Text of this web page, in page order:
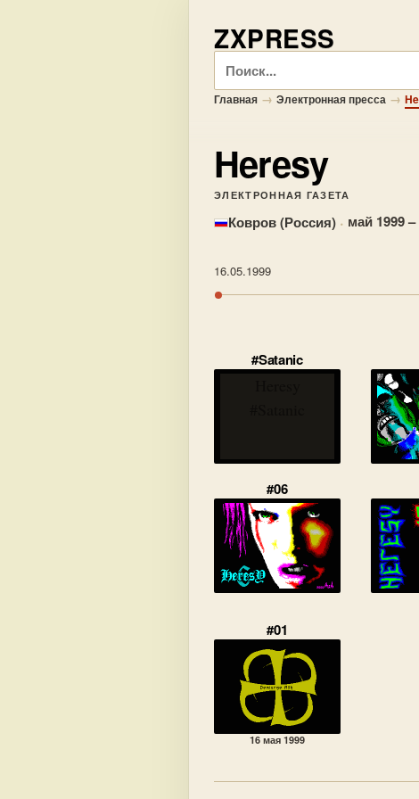
ZXPRESS
Поиск
Главная → Электронная пресса →
Heresy
ЭЛЕКТРОННАЯ ГАЗЕТА
Ковров (Россия) · май 1999
16.05.1999
#Satanic
#06
#01
16 мая 1999